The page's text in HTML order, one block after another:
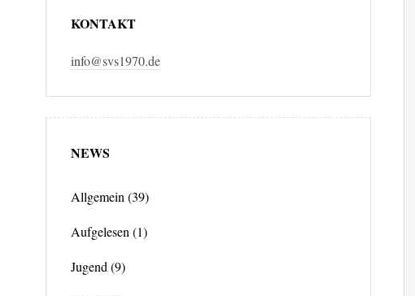
KONTAKT
info@svs1970.de
NEWS
Allgemein (39)
Aufgelesen (1)
Jugend (9)